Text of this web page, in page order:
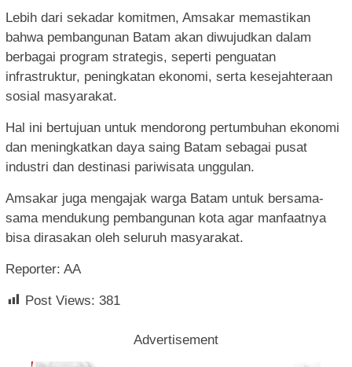
Lebih dari sekadar komitmen, Amsakar memastikan
bahwa pembangunan Batam akan diwujudkan dalam
berbagai program strategis, seperti penguatan
infrastruktur, peningkatan ekonomi, serta kesejahteraan
sosial masyarakat.
Hal ini bertujuan untuk mendorong pertumbuhan ekonomi
dan meningkatkan daya saing Batam sebagai pusat
industri dan destinasi pariwisata unggulan.
Amsakar juga mengajak warga Batam untuk bersama-
sama mendukung pembangunan kota agar manfaatnya
bisa dirasakan oleh seluruh masyarakat.
Reporter: AA
Post Views: 381
Advertisement